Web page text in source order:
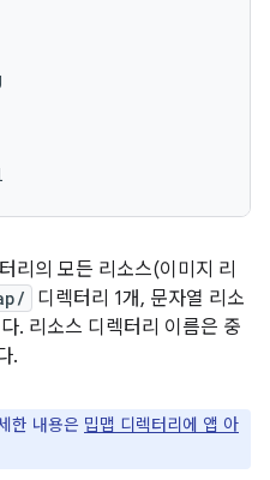
리의 모든 리소스(이미지 리
디렉터리 1개, 문자열 리소
. 리소스 디렉터리 이름은 중
.
한 내용은 밉맵 디렉터리에 앱 아